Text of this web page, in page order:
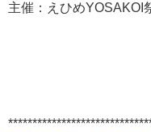
主催：えひめYOSAKOI